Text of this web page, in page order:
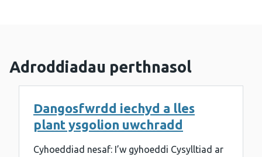
Adroddiadau perthnasol
Dangosfwrdd iechyd a lles
plant ysgolion uwchradd
Cyhoeddiad nesaf: I’w gyhoeddi Cysylltiad ar